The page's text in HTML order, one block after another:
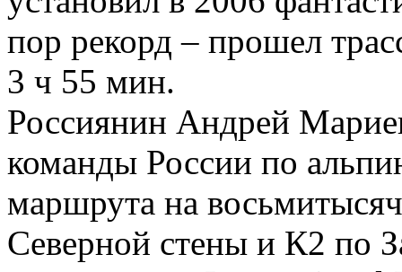
пор рекорд – прошел
3 ч 55 мин.
Россиянин Андрей
команды России по
маршрута на
Северной стены и К2 по